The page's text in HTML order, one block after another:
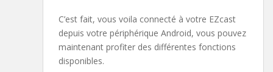
C’est fait, vous voila connecté à votre EZcast
depuis votre périphérique Android, vous pouvez
maintenant profiter des différentes fonctions
disponibles.